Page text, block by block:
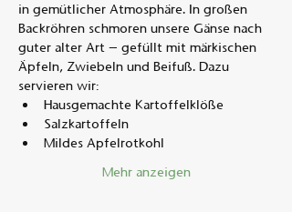
in gemütlicher Atmosphäre. In großen
Backröhren schmoren unsere Gänse nach
guter alter Art – gefüllt mit märkischen
Äpfeln, Zwiebeln und Beifuß. Dazu
servieren wir:
Hausgemachte Kartoffelklöße
Salzkartoffeln
Mildes Apfelrotkohl
Mehr anzeigen